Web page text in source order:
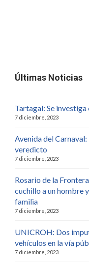
Últimas Noticias
Tartagal: Se
7 diciembre, 2023
Avenida del
veredicto
7 diciembre, 2023
Rosario de la
cuchillo a un hombre
familia
7 diciembre, 2023
UNICROH: Dos
vehículos en la vía
7 diciembre, 2023